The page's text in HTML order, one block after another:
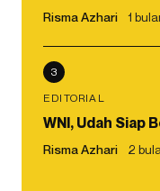
Risma Azhari 1
3
EDITORIAL
WNI, Udah Siap
Risma Azhari 2